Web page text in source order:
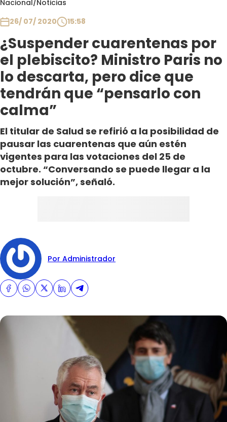
Nacional/Noticias
26/ 07/ 2020
15:58
¿Suspender cuarentenas por
el plebiscito? Ministro Paris no
lo descarta, pero dice que
tendrán que “pensarlo con
calma”
El titular de Salud se refirió a la posibilidad de
pausar las cuarentenas que aún estén
vigentes para las votaciones del 25 de
octubre. “Conversando se puede llegar a la
mejor solución”, señaló.
Por Administrador
Club De La Comedia
Contigo en Directo
Plan Perfecto
El Tiempo
Sabingo
Todos Los Programas